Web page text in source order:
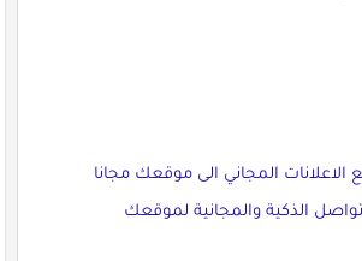
المجاني الى موقعك مجانا
الذكية والمجانية لموقعك